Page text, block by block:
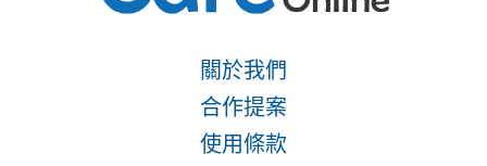
關於我們
合作提案
使用條款